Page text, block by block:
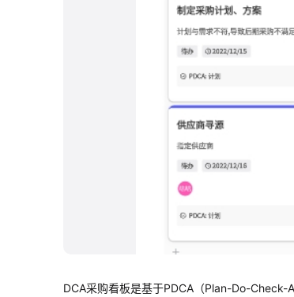
DCA采购看板是基于PDCA（Plan-Do-Check-